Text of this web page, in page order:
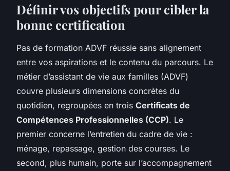
Définir vos objectifs pour cibler la
bonne certification
Pas de formation ADVF réussie sans alignement
entre vos aspirations et le contenu du parcours. Le
métier d’assistant de vie aux familles (ADVF)
couvre plusieurs dimensions concrètes du
quotidien, regroupées en trois Certificats de
Compétences Professionnelles (CCP). Le
premier concerne l’entretien du cadre de vie :
ménage, repassage, gestion des courses. Le
second, plus humain, porte sur l’accompagnement